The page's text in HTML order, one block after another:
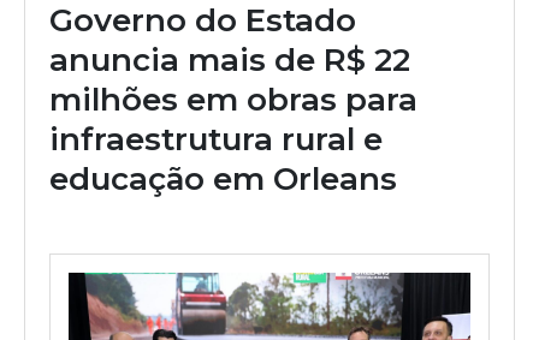
Governo do Estado
anuncia mais de R$ 22
milhões em obras para
infraestrutura rural e
educação em Orleans